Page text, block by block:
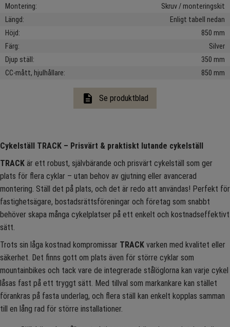
Montering
Skruv / monteringskit
Längd
Enligt tabell nedan
Höjd
850 mm
Färg
Silver
Djup ställ
350 mm
CC-mått, hjulhållare
850 mm
description Se produktblad
Cykelställ TRACK – Prisvärt & praktiskt lutande cykelställ
TRACK är ett robust, självbärande och prisvärt cykelställ som ger
plats för flera cyklar – utan behov av gjutning eller avancerad
montering. Ställ det på plats, och det är redo att användas! Perfekt för
fastighetsägare, bostadsrättsföreningar och företag som snabbt
behöver skapa många cykelplatser på ett enkelt och kostnadseffektivt
sätt.
Trots sin låga kostnad kompromissar TRACK varken med kvalitet eller
säkerhet. Det finns gott om plats även för större cyklar som
mountainbikes och tack vare de integrerade stålöglorna kan varje cykel
låsas fast på ett tryggt sätt. Med tillval som markankare kan stället
förankras på fasta underlag, och flera ställ kan enkelt kopplas samman
till en lång rad för större installationer.